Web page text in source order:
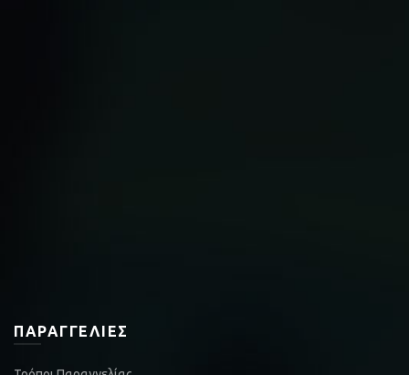
ΠΑΡΑΓΓΕΛΊΕΣ